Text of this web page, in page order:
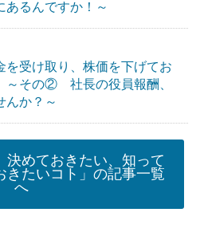
あるんですか！～
を受け取り、株価を下げてお
～その② 社長の役員報酬、
んか？～
決めておきたい、知って
きたいコト」の記事一覧
へ